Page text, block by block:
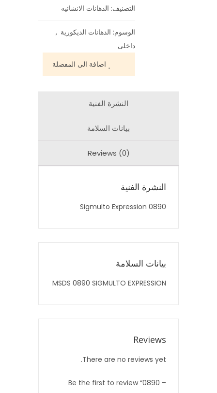
التصنيف: الدهانات الانشائيه
الوسوم: الدهانات الديكورية ,
داخلى
اضافة الى المفضلة
النشرة الفنية
بيانات السلامة
Reviews (0)
النشرة الفنية
0890 Sigmulto Expression
بيانات السلامة
MSDS 0890 SIGMULTO EXPRESSION
Reviews
There are no reviews yet.
Be the first to review “0890 –